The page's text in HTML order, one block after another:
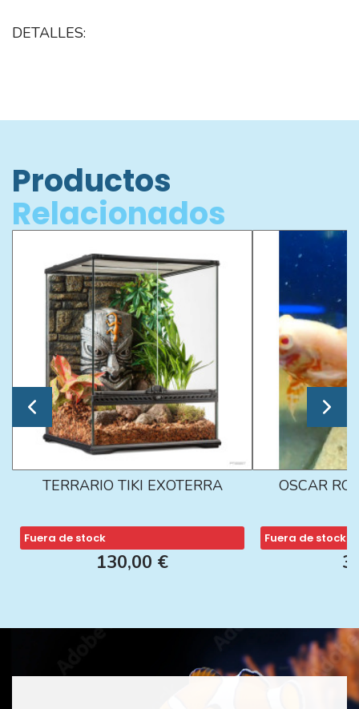
DETALLES:
Productos
Relacionados
TERRARIO TIKI EXOTERRA
Fuera de stock
130,00 €
OSCAR
Fuera de stock